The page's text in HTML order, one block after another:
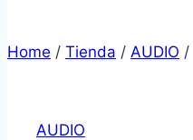
Home / Tienda / AUDIO /
AUDIO